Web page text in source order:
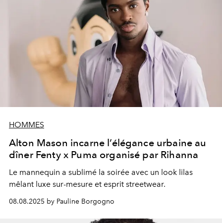
HOMMES
Alton Mason incarne l’élégance urbaine au
dîner Fenty x Puma organisé par Rihanna
Le mannequin a sublimé la soirée avec un look lilas
mêlant luxe sur-mesure et esprit streetwear.
08.08.2025 by Pauline Borgogno